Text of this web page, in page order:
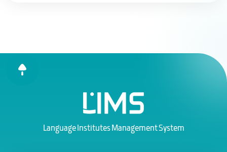
Language Institutes Management System